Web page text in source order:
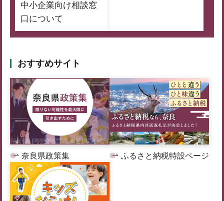
中小企業向け相談窓
口について
おすすめサイト
奈良県政策集 ふるさと納税特設ページ